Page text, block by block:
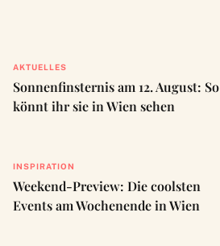
AKTUELLES
Sonnenfinsternis am 12. August: So
könnt ihr sie in Wien sehen
INSPIRATION
Weekend-Preview: Die coolsten
Events am Wochenende in Wien